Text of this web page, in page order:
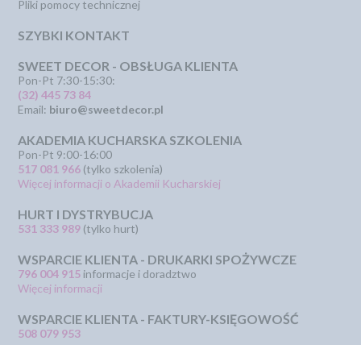
Pliki pomocy technicznej
SZYBKI KONTAKT
SWEET DECOR - OBSŁUGA KLIENTA
Pon-Pt 7:30-15:30:
(32) 445 73 84
Email: biuro@sweetdecor.pl
AKADEMIA KUCHARSKA SZKOLENIA
Pon-Pt 9:00-16:00
517 081 966 (tylko szkolenia)
Więcej informacji o Akademii Kucharskiej
HURT I DYSTRYBUCJA
531 333 989 (tylko hurt)
WSPARCIE KLIENTA - DRUKARKI SPOŻYWCZE
796 004 915 informacje i doradztwo
Więcej informacji
WSPARCIE KLIENTA - FAKTURY-KSIĘGOWOŚĆ
508 079 953